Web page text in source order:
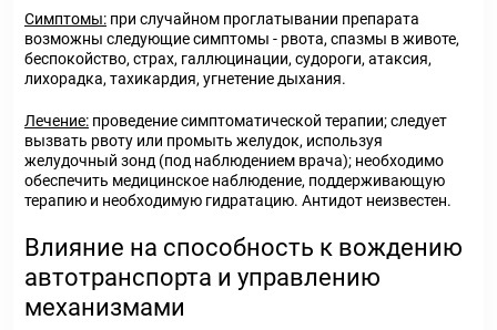
Симптомы: при случайном проглатывании препарата
возможны следующие симптомы - рвота, спазмы в животе,
беспокойство, страх, галлюцинации, судороги, атаксия,
лихорадка, тахикардия, угнетение дыхания.
Лечение: проведение симптоматической терапии; следует
вызвать рвоту или промыть желудок, используя
желудочный зонд (под наблюдением врача); необходимо
обеспечить медицинское наблюдение, поддерживающую
терапию и необходимую гидратацию. Антидот неизвестен.
Влияние на способность к вождению
автотранспорта и управлению
механизмами